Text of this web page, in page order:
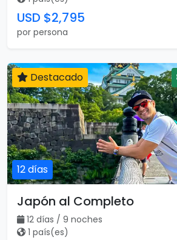
USD $2,795
por persona
12 días
Destacado
Japón al Completo
12 días / 9 noches
1 país(es)